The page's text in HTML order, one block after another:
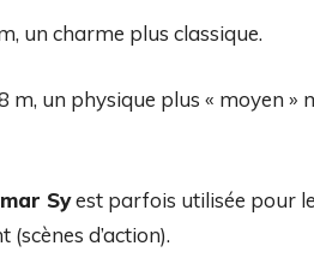
un charme plus classique.
m, un physique plus « moyen »
Syest parfois utilisée pour
d’action).